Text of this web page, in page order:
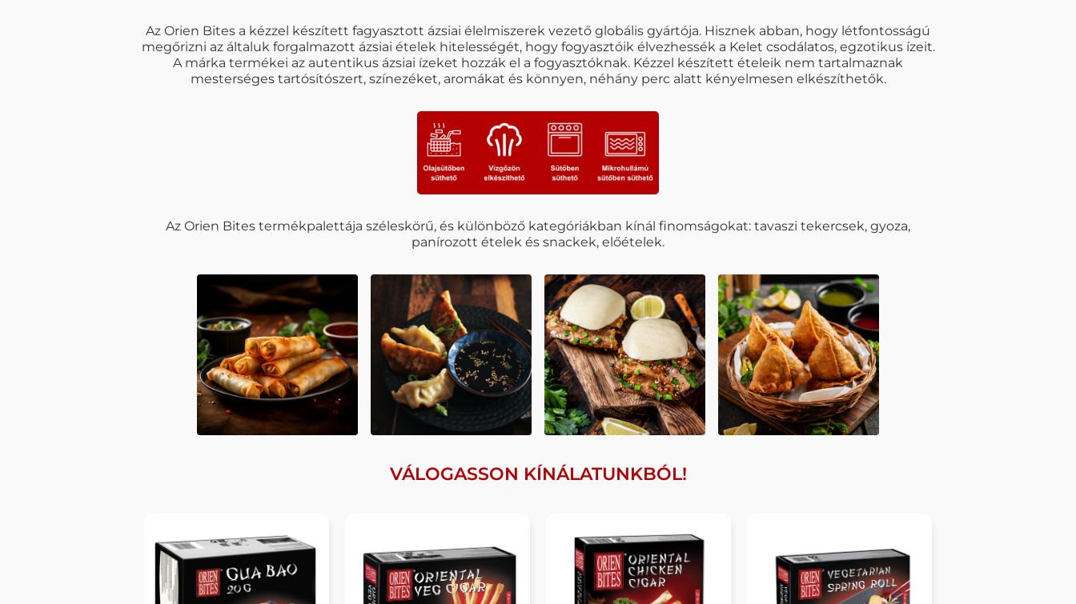
Az Orien Bites a kézzel készített fagyasztott ázsiai élelmiszerek vezető globális gyártója. Hisznek abban, hogy létfontosságú
megőrizni az általuk forgalmazott ázsiai ételek hitelességét, hogy fogyasztóik élvezhessék a Kelet csodálatos, egzotikus ízeit.
A márka termékei az autentikus ázsiai ízeket hozzák el a fogyasztóknak. Kézzel készített ételeik nem tartalmaznak
mesterséges tartósítószert, színezéket, aromákat és könnyen, néhány perc alatt kényelmesen elkészíthetők.
Az Orien Bites termékpalettája széleskörű, és különböző kategóriákban kínál finomságokat: tavaszi tekercsek, gyoza,
panírozott ételek és snackek, előételek.
VÁLOGASSON KÍNÁLATUNKBÓL!